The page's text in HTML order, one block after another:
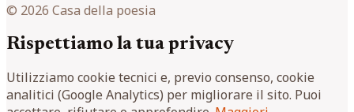
© 2026 Casa della poesia
Rispettiamo la tua privacy
Utilizziamo cookie tecnici e, previo consenso, cookie
analitici (Google Analytics) per migliorare il sito. Puoi